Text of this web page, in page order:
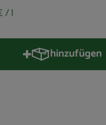
/ l
hinzufügen
Produkt